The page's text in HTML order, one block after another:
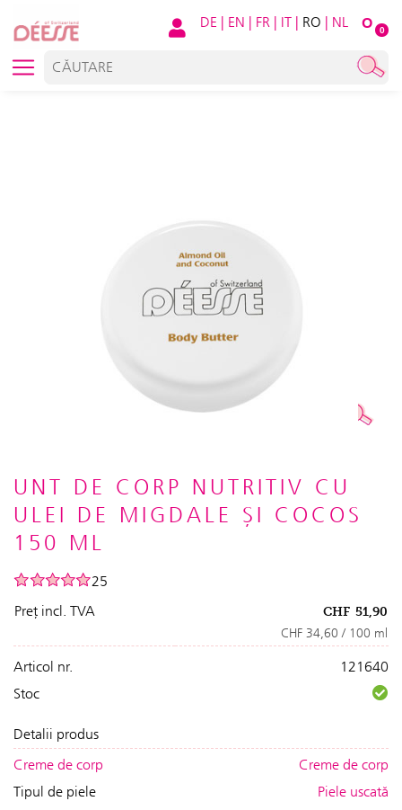
O 0
DE | EN | FR | IT | RO | NL
UNT DE CORP NUTRITIV CU
ULEI DE MIGDALE ȘI COCOS
150 ML
25
Preț incl. TVA
CHF 51,90
CHF 34,60 / 100 ml
Articol nr.
121640
Stoc
Detalii produs
Creme de corp
Creme de corp
Tipul de piele
Piele uscată